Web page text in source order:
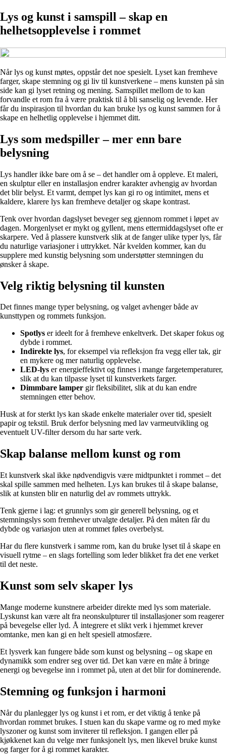
Lys og kunst i samspill – skap en
helhetsopplevelse i rommet
Når lys og kunst møtes, oppstår det noe spesielt. Lyset kan fremheve
farger, skape stemning og gi liv til kunstverkene – mens kunsten på sin
side kan gi lyset retning og mening. Samspillet mellom de to kan
forvandle et rom fra å være praktisk til å bli sanselig og levende. Her
får du inspirasjon til hvordan du kan bruke lys og kunst sammen for å
skape en helhetlig opplevelse i hjemmet ditt.
Lys som medspiller – mer enn bare
belysning
Lys handler ikke bare om å se – det handler om å oppleve. Et maleri,
en skulptur eller en installasjon endrer karakter avhengig av hvordan
det blir belyst. Et varmt, dempet lys kan gi ro og intimitet, mens et
kaldere, klarere lys kan fremheve detaljer og skape kontrast.
Tenk over hvordan dagslyset beveger seg gjennom rommet i løpet av
dagen. Morgenlyset er mykt og gyllent, mens ettermiddagslyset ofte er
skarpere. Ved å plassere kunstverk slik at de fanger ulike typer lys, får
du naturlige variasjoner i uttrykket. Når kvelden kommer, kan du
supplere med kunstig belysning som understøtter stemningen du
ønsker å skape.
Velg riktig belysning til kunsten
Det finnes mange typer belysning, og valget avhenger både av
kunsttypen og rommets funksjon.
Spotlys er ideelt for å fremheve enkeltverk. Det skaper fokus og
dybde i rommet.
Indirekte lys, for eksempel via refleksjon fra vegg eller tak, gir
en mykere og mer naturlig opplevelse.
LED-lys er energieffektivt og finnes i mange fargetemperaturer,
slik at du kan tilpasse lyset til kunstverkets farger.
Dimmbare lamper gir fleksibilitet, slik at du kan endre
stemningen etter behov.
Husk at for sterkt lys kan skade enkelte materialer over tid, spesielt
papir og tekstil. Bruk derfor belysning med lav varmeutvikling og
eventuelt UV-filter dersom du har sarte verk.
Skap balanse mellom kunst og rom
Et kunstverk skal ikke nødvendigvis være midtpunktet i rommet – det
skal spille sammen med helheten. Lys kan brukes til å skape balanse,
slik at kunsten blir en naturlig del av rommets uttrykk.
Tenk gjerne i lag: et grunnlys som gir generell belysning, og et
stemningslys som fremhever utvalgte detaljer. På den måten får du
dybde og variasjon uten at rommet føles overbelyst.
Har du flere kunstverk i samme rom, kan du bruke lyset til å skape en
visuell rytme – en slags fortelling som leder blikket fra det ene verket
til det neste.
Kunst som selv skaper lys
Mange moderne kunstnere arbeider direkte med lys som materiale.
Lyskunst kan være alt fra neonskulpturer til installasjoner som reagerer
på bevegelse eller lyd. Å integrere et slikt verk i hjemmet krever
omtanke, men kan gi en helt spesiell atmosfære.
Et lysverk kan fungere både som kunst og belysning – og skape en
dynamikk som endrer seg over tid. Det kan være en måte å bringe
energi og bevegelse inn i rommet på, uten at det blir for dominerende.
Stemning og funksjon i harmoni
Når du planlegger lys og kunst i et rom, er det viktig å tenke på
hvordan rommet brukes. I stuen kan du skape varme og ro med myke
lyszoner og kunst som inviterer til refleksjon. I gangen eller på
kjøkkenet kan du velge mer funksjonelt lys, men likevel bruke kunst
og farger for å gi rommet karakter.